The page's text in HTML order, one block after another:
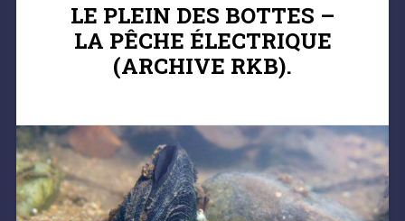
LE PLEIN DES BOTTES –
LA PÊCHE ÉLECTRIQUE
(ARCHIVE RKB).